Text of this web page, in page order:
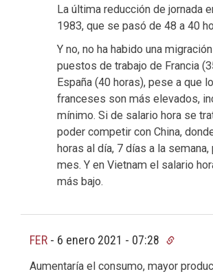
La última reducción de jornada
1983, que se pasó de 48 a 40
Y no, no ha habido una
puestos de trabajo de Francia
España (40 horas), pese a que
franceses son más elevados,
mínimo. Si de salario hora se
poder competir con China,
horas al día, 7 días a la
mes. Y en Vietnam el salario
más bajo.
FER - 6 enero 2021 - 07:28
Aumentaría el consumo, mayor